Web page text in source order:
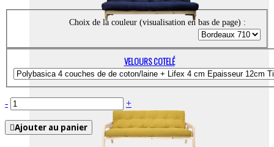
VELOURS COTELÉ
Choix de la couleur (visualisation en bas de page) :
- +
Ajouter au panier